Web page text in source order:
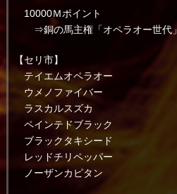
10000Ｍポイント
⇒銅の馬主権「オペラオー世代」
【セリ市】
テイエムオペラオー
ウメノファイバー
ラスカルスズカ
ペインテドブラック
ブラックタキシード
レッドチリペッパー
ノーザンカピタン